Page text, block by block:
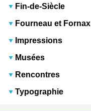
Fin-de-Siècle
Fourneau et Fornax
Impressions
Musées
Rencontres
Typographie